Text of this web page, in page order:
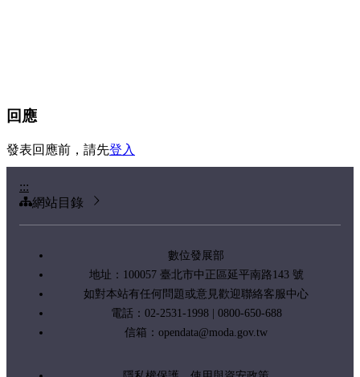
回應
發表回應前，請先登入
:::
網站目錄
數位發展部
地址：100057 臺北市中正區延平南路143 號
如對本站有任何問題或意見歡迎聯絡客服中心
電話：02-2531-1998 | 0800-650-688
信箱： opendata@moda.gov.tw